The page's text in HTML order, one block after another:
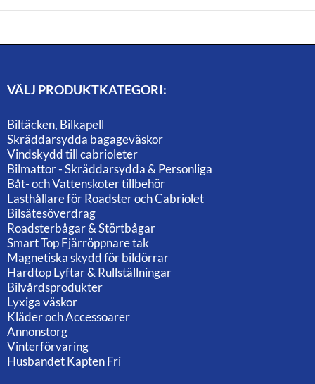
VÄLJ PRODUKTKATEGORI:
Biltäcken, Bilkapell
Skräddarsydda bagageväskor
Vindskydd till cabrioleter
Bilmattor - Skräddarsydda & Personliga
Båt- och Vattenskoter tillbehör
Lasthållare för Roadster och Cabriolet
Bilsätesöverdrag
Roadsterbågar & Störtbågar
Smart Top Fjärröppnare tak
Magnetiska skydd för bildörrar
Hardtop Lyftar & Rullställningar
Bilvårdsprodukter
Lyxiga väskor
Kläder och Accessoarer
Annonstorg
Vinterförvaring
Husbandet Kapten Fri